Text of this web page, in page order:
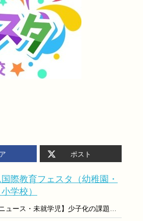
ポスト
際教育フェスタ（幼稚園・
学校）
【2025年重大ニュース・未就学児】少子化の課題と新しい動き、子供の未来を見据えて